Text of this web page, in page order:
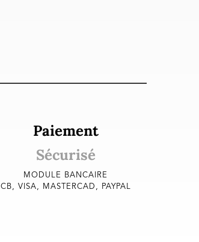
Paiement
Sécurisé
MODULE BANCAIRE
CB, VISA, MASTERCAD, PAYPAL